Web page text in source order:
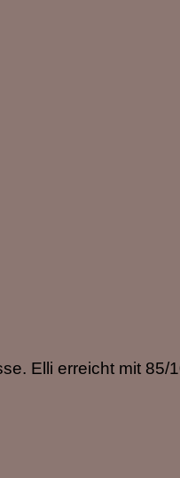
Elli erreicht mit 85/